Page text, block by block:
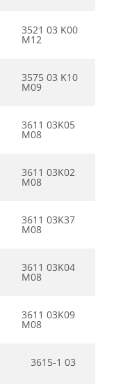
3521 03 K00
M12
3575 03 K10
M09
3611 03K05
M08
3611 03K02
M08
3611 03K37
M08
3611 03K04
M08
3611 03K09
M08
3615-1 03